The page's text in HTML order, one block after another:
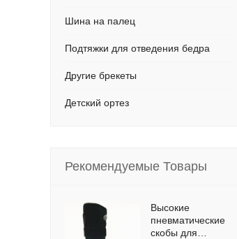
Шина на палец
Подтяжки для отведения бедра
Другие брекеты
Детский ортез
Рекомендуемые Товары
Высокие
пневматические
скобы для